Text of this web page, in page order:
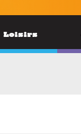
Loisirs